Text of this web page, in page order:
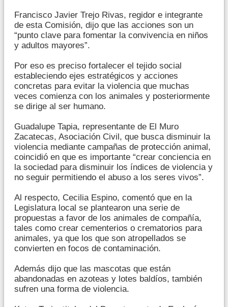
Francisco Javier Trejo Rivas, regidor e integrante
de esta Comisión, dijo que las acciones son un
“punto clave para fomentar la convivencia en niños
y adultos mayores”.
Por eso es preciso fortalecer el tejido social
estableciendo ejes estratégicos y acciones
concretas para evitar la violencia que muchas
veces comienza con los animales y posteriormente
se dirige al ser humano.
Guadalupe Tapia, representante de El Muro
Zacatecas, Asociación Civil, que busca disminuir la
violencia mediante campañas de protección animal,
coincidió en que es importante “crear conciencia en
la sociedad para disminuir los índices de violencia y
no seguir permitiendo el abuso a los seres vivos”.
Al respecto, Cecilia Espino, comentó que en la
Legislatura local se plantearon una serie de
propuestas a favor de los animales de compañía,
tales como crear cementerios o crematorios para
animales, ya que los que son atropellados se
convierten en focos de contaminación.
Además dijo que las mascotas que están
abandonadas en azoteas y lotes baldíos, también
sufren una forma de violencia.